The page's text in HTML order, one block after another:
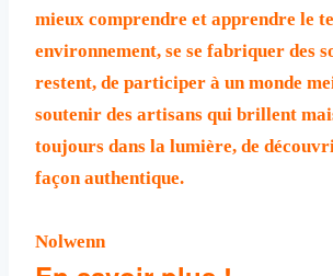
mieux comprendre et apprendre le
environnement, se se fabriquer des
restent, de participer à un monde
soutenir des artisans qui brillent
toujours dans la lumière, de
façon authentique.
Nolwenn